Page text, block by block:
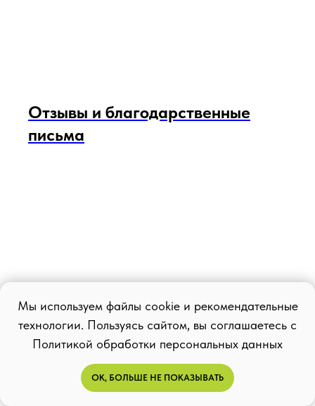
Отзывы и благодарственные
письма
Мы используем файлы cookie и рекомендательные
технологии. Пользуясь сайтом, вы соглашаетесь с
Политикой обработки персональных данных
ОК, БОЛЬШЕ НЕ ПОКАЗЫВАТЬ